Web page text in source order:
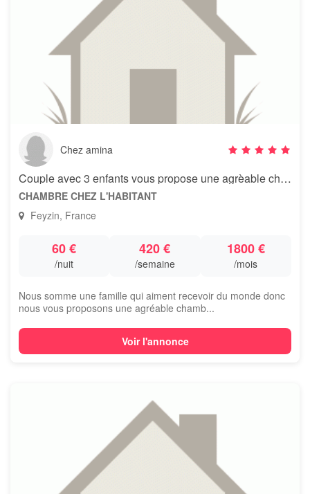
Chez amina
Couple avec 3 enfants vous propose une agrèable chambre
CHAMBRE CHEZ L'HABITANT
Feyzin, France
60 €
/nuit
420 €
/semaine
1800 €
/mois
Nous somme une famille qui aiment recevoir du monde donc
nous vous proposons une agréable chamb...
Voir l'annonce